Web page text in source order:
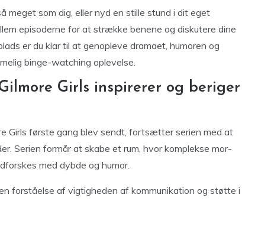
meget som dig, eller nyd en stille stund i dit eget
episoderne for at strække benene og diskutere dine
er du klar til at genopleve dramaet, humoren og
binge-watching oplevelse.
Girls inspirerer og beriger
Girls første gang blev sendt, fortsætter serien med at
Serien formår at skabe et rum, hvor komplekse mor-
med dybde og humor.
forståelse af vigtigheden af kommunikation og støtte i